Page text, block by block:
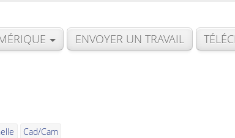
ENVOYER UN TRAVAIL
Cad/Cam